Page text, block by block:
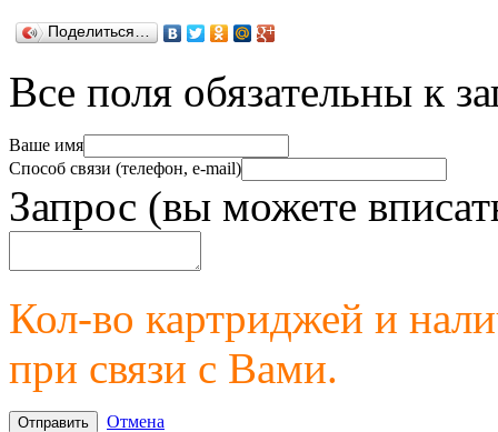
Поделиться…
Все поля обязательны к
Ваше имя
Способ связи (телефон, e-mail)
Запрос (вы можете
Кол-во картриджей и
при связи с Вами.
Отмена